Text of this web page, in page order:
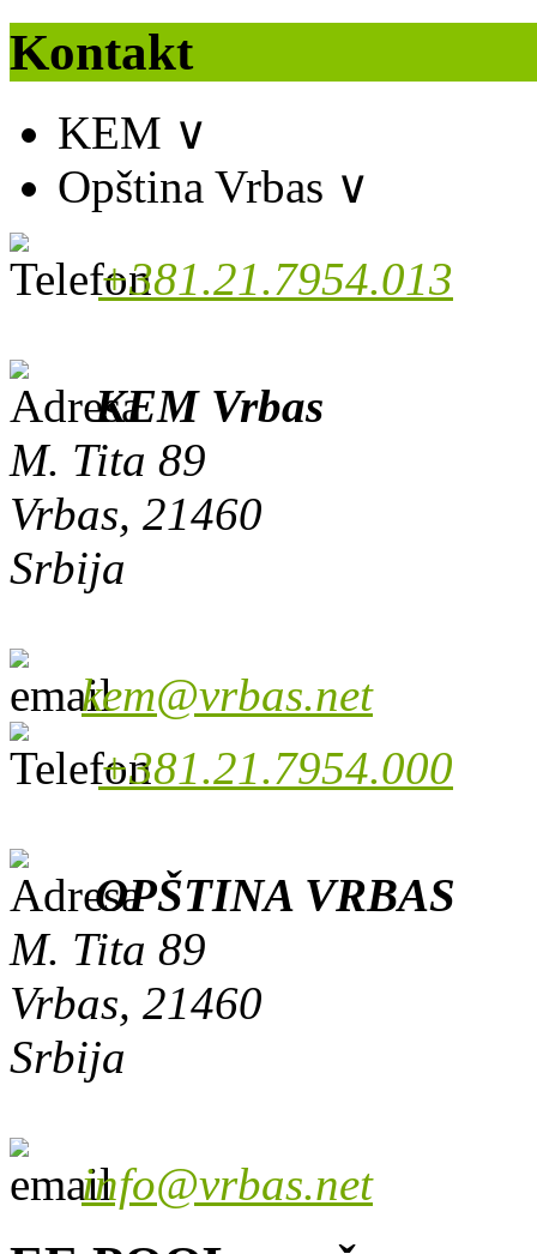
Kontakt
KEM ∨
Opština Vrbas ∨
+381.21.7954.013
KEM Vrbas
M. Tita 89
Vrbas, 21460
Srbija
kem@vrbas.net
+381.21.7954.000
OPŠTINA VRBAS
M. Tita 89
Vrbas, 21460
Srbija
info@vrbas.net